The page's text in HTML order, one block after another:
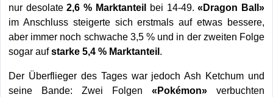
nur desolate2,6 % Marktanteil bei 14-49. «Dragon Ball»
im Anschluss steigerte sich erstmals auf etwas bessere,
aber immer noch schwache 3,5 % und in der zweiten Folge
sogar aufstarke 5,4 % Marktanteil.
Der Überflieger des Tages war jedoch Ash Ketchum und
seine Bande: Zwei Folgen«Pokémon» verbuchten